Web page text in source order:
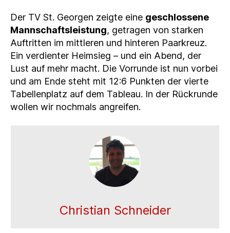
Der TV St. Georgen zeigte eine geschlossene
Mannschaftsleistung, getragen von starken
Auftritten im mittleren und hinteren Paarkreuz.
Ein verdienter Heimsieg – und ein Abend, der
Lust auf mehr macht. Die Vorrunde ist nun vorbei
und am Ende steht mit 12:6 Punkten der vierte
Tabellenplatz auf dem Tableau. In der Rückrunde
wollen wir nochmals angreifen.
Christian Schneider